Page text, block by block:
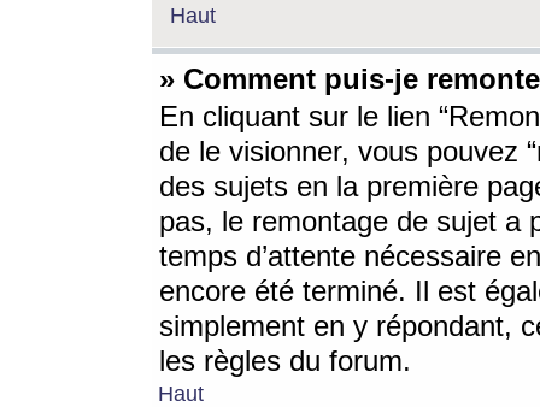
Haut
» Comment puis-je
En cliquant sur le lien
de le visionner, vous pouvez
des sujets en la première
pas, le remontage de sujet a
temps d’attente nécessaire
encore été terminé. Il est
simplement en y répondant,
les règles du forum.
Haut